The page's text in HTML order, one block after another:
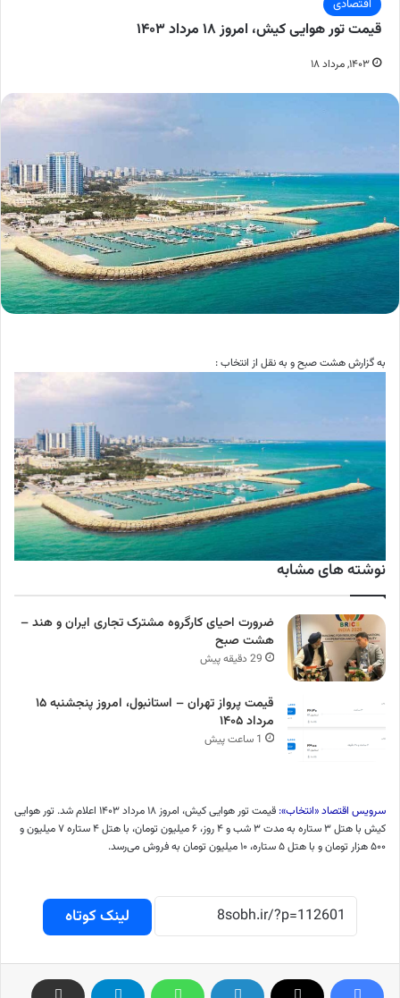
اقتصادی
قیمت تور هوایی کیش، امروز ۱۸ مرداد ۱۴۰۳
۱۴۰۳, مرداد ۱۸
به گزارش هشت صبح و به نقل از انتخاب :
نوشته های مشابه
ضرورت احیای کارگروه مشترک تجاری ایران و هند –
هشت صبح
29 دقیقه پیش
قیمت پرواز تهران – استانبول، امروز پنجشنبه ۱۵
مرداد ۱۴۰۵
1 ساعت پیش
سرویس اقتصاد «انتخاب»:
قیمت تور هوایی کیش، امروز ۱۸ مرداد ۱۴۰۳ اعلام شد. تور هوایی
کیش با هتل ۳ ستاره به مدت ۳ شب و ۴ روز، ۶ میلیون تومان، با هتل ۴ ستاره ۷ میلیون و
۵۰۰ هزار تومان و با هتل ۵ ستاره، ۱۰ میلیون تومان به فروش می‌رسد.
لینک کوتاه